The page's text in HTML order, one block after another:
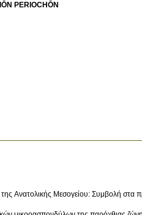
PERIOCΗŌN
Ανατολικής Μεσογείου: Συμβολή στα